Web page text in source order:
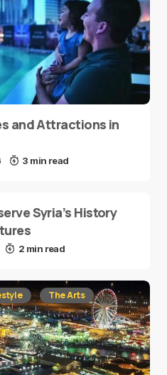
and Attractions in
3 min read
Syria’s History
2 min read
The Arts